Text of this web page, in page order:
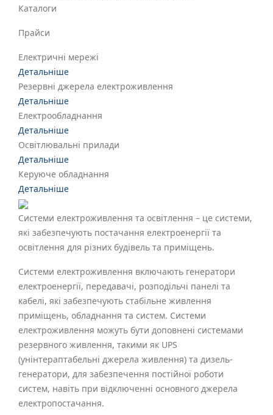
Каталоги
Прайси
Електричні мережі
Детальніше
Резервні джерела електроживлення
Детальніше
Електрообладнання
Детальніше
Освітлювальні прилади
Детальніше
Керуюче обладнання
Детальніше
Системи електроживлення та освітлення – це системи,
які забезпечують постачання електроенергії та
освітлення для різних будівель та приміщень.
Системи електроживлення включають генератори
електроенергії, передавачі, розподільчі панелі та
кабелі, які забезпечують стабільне живлення
приміщень, обладнання та систем. Системи
електроживлення можуть бути доповнені системами
резервного живлення, такими як UPS
(унінтераптабельні джерела живлення) та дизель-
генератори, для забезпечення постійної роботи
систем, навіть при відключенні основного джерела
електропостачання.